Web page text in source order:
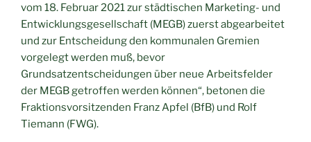
vom 18. Februar 2021 zur städtischen Marketing- und
Entwicklungsgesellschaft (MEGB) zuerst abgearbeitet
und zur Entscheidung den kommunalen Gremien
vorgelegt werden muß, bevor
Grundsatzentscheidungen über neue Arbeitsfelder
der MEGB getroffen werden können“, betonen die
Fraktionsvorsitzenden Franz Apfel (BfB) und Rolf
Tiemann (FWG).